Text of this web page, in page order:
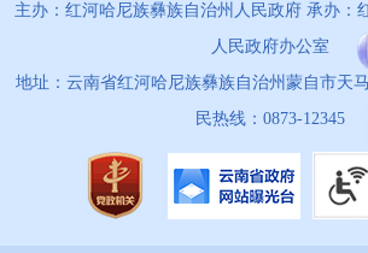
主办：红河哈尼族彝族自治州人民政府 承办：
人民政府办公室
地址：云南省红河哈尼族彝族自治州蒙自市天
民热线：0873-12345